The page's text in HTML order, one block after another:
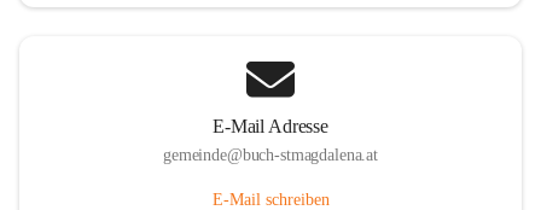
E-Mail Adresse
gemeinde@buch-stmagdalena.at
E-Mail schreiben